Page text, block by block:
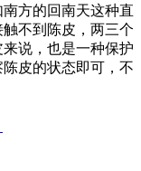
方的回南天这种直
不到陈皮，两三个
说，也是一种保护
皮的状态即可，不